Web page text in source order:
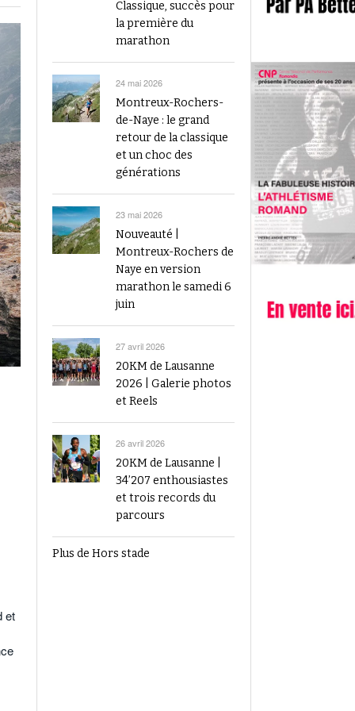
Finale du Visana Sprint ce dimanche à Berne
avec Mujinga Kambundji et plein de surprises
19 septembre 2024
Voir tout
et
Classique, succès pour
la première du
marathon
24 mai 2026
Montreux-Rochers-
de-Naye : le grand
retour de la classique
et un choc des
générations
23 mai 2026
Nouveauté |
Montreux-Rochers de
Naye en version
marathon le samedi 6
juin
27 avril 2026
20KM de Lausanne
2026 | Galerie photos
et Reels
26 avril 2026
20KM de Lausanne |
34’207 enthousiastes
et trois records du
parcours
Plus de Hors stade